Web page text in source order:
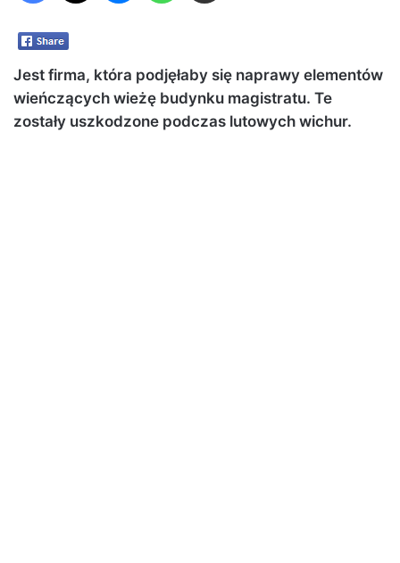
Jest firma, która podjęłaby się naprawy elementów
wieńczących wieżę budynku magistratu. Te
zostały uszkodzone podczas lutowych wichur.